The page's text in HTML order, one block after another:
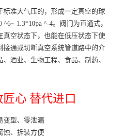
标准大气压的，形成一定真空的球
1.3*10pa ^-4。阀门为直通式，
真空状态下，也能在低压状态下使
接通或切断真空系统管道路中的介
酒业、生物工程、食品、制药、
心 替代进口
变型、零泄漏
蚀、拆装方便